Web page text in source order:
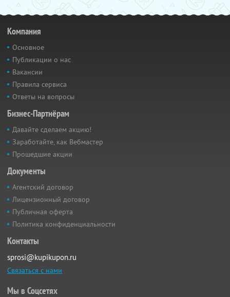
Компания
Основное
Публикации о нас
Вакансии
Правила сервиса
Ответы на вопросы
Бизнес-Партнёрам
Давайте сделаем акцию!
Заработайте, как Вебмастер
Прошедшие акции
Документы
Агентский договор
Лицензионный договор
Публичная оферта
Политика конфиденциальности
Контакты
sprosi@kupikupon.ru
Связаться с нами
Мы в Соцсетях